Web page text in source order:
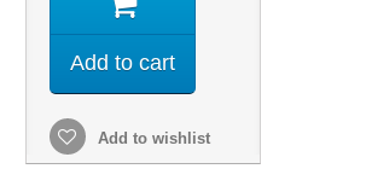
Add to cart
Add to wishlist